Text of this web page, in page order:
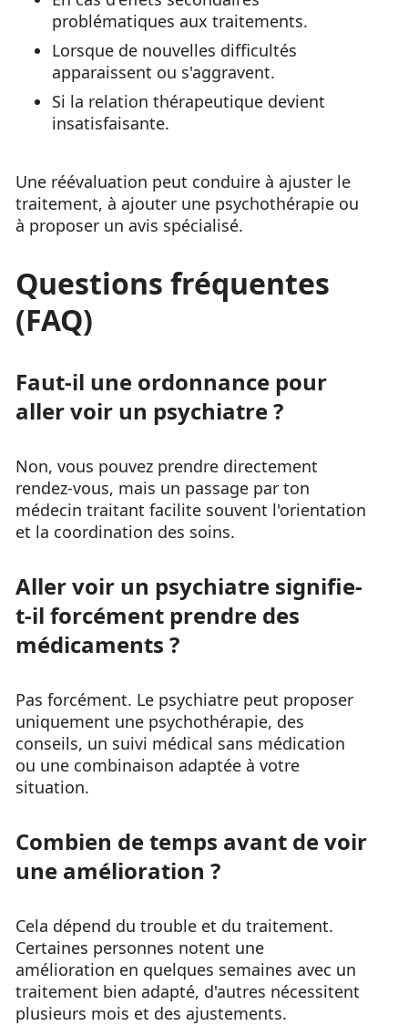
problématiques aux traitements.
Lorsque de nouvelles difficultés
apparaissent ou s'aggravent.
Si la relation thérapeutique devient
insatisfaisante.
Une réévaluation peut conduire à ajuster le
traitement, à ajouter une psychothérapie ou
à proposer un avis spécialisé.
Questions fréquentes
(FAQ)
Faut-il une ordonnance pour
aller voir un psychiatre ?
Non, vous pouvez prendre directement
rendez-vous, mais un passage par ton
médecin traitant facilite souvent l'orientation
et la coordination des soins.
Aller voir un psychiatre signifie-
t-il forcément prendre des
médicaments ?
Pas forcément. Le psychiatre peut proposer
uniquement une psychothérapie, des
conseils, un suivi médical sans médication
ou une combinaison adaptée à votre
situation.
Combien de temps avant de voir
une amélioration ?
Cela dépend du trouble et du traitement.
Certaines personnes notent une
amélioration en quelques semaines avec un
traitement bien adapté, d'autres nécessitent
plusieurs mois et des ajustements.